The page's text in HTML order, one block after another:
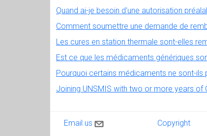
Quand ai-je besoin d'une autorisation
Comment soumettre une demande de
Les cures en station thermale sont-elles
Est ce que les médicaments génériques
Pourquoi certains médicaments ne sont-ils
Joining UNSMIS with two or more years of
Contact us
Email us Copyright
Copyright